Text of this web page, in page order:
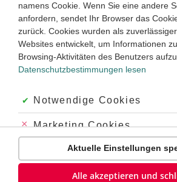
Alexander der Große,König von
eines Weltreichs und Begründer des
von 356 bis 323 v. Chr.
Aristoteles(*384, †322 v. Chr.). Nach
Herrschaft. Bis zu diesem Zeitpunkt
Griechenland unterworfen und war zum
„Korinthischen Liga“ geworden.
namens Cookie. Wenn Sie eine andere
anfordern, sendet Ihr Browser das
zurück. Cookies wurden als
Websites entwickelt, um Informationen
Browsing-Aktivitäten des Benutzers
Datenschutzbestimmungen lesen
Akzeptiert:
Notwendige Cookies
Abgelehnt:
Marketing Cookies
Abgelehnt:
Personalisierungs-Cookies
Aktuelle Einstellungen
Alle akzeptieren und